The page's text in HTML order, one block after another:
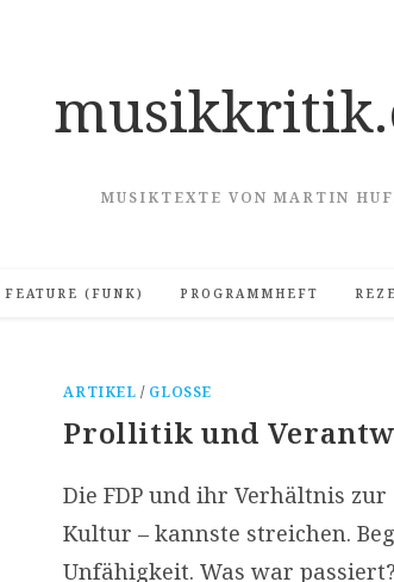
MUSIKTEXTE VON MARTIN
FEATURE (FUNK) PROGRAMMHEFT
ARTIKEL / GLOSSE
Prollitik und
Die FDP und ihr Verhältnis
Kultur – kannste streichen.
Unfähigkeit. Was war passiert?